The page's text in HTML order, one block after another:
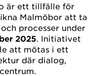
är ett tillfälle för
Malmöbor att ta
processer under
2025 . Initiativet
att mötas i ett
där dialog,